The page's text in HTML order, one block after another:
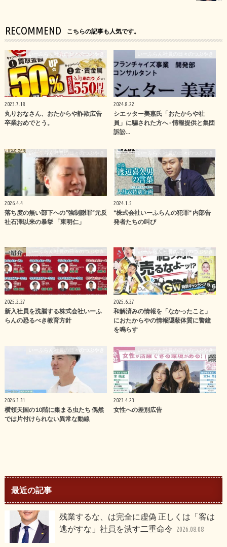
RECOMMEND こちらの記事も人気です。
いーふらん社員の日々のつぶやき
2023.7.18
丸りおなさん、おたからや詐欺広告
卒業おめでとう。
2024.8.22
シエッター美嘉氏「おたからや社
員」に騙された方へ - 情報提供と集団
訴訟…
いーふらん社員の日々のつぶやき
2026.4.4
落ち度の無い部下への“強制謝罪”元反
社石澤以来の暴挙 「東明仁」
いーふらん社員の日々のつぶやき
2024.1.5
"株式会社いーふらんの犯罪" 内部告
発者たちの叫び
いーふらん社員の日々のつぶやき
2025.2.27
新入社員を洗脳する株式会社いーふ
らんの恐るべき教育方針
いーふらん社員の日々のつぶやき
2025.6.27
和解済みの情報を「なかったこと」
におたからやの情報隠蔽体質に警鐘
を鳴らす
いーふらん社員の日々のつぶやき
2026.3.31
横領天国の10階に集まる虫たち 偶然
では片付けられない異常な動線
いーふらん社員の日々のつぶやき
2023.4.23
女性への差別広告
最近の記事
残業するな、は完全に虚偽 正しくは「客は
逃がすな」社員を潰す二重命令 2026.08.08